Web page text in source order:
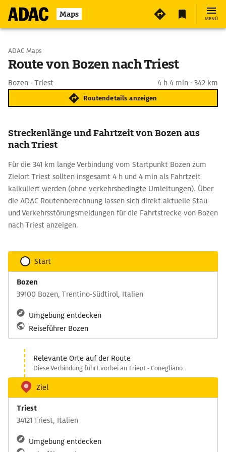
Maps MENÜ
Start wählen
ADAC Maps
Route von Bozen nach Triest
Bozen - Triest 4 h 4 min · 342 km
Routendetails anzeigen
Streckenlänge und Fahrtzeit von Bozen aus
nach Triest
Für die 341 km lange Verbindung vom Startpunkt Bozen zum
Zielort Triest sollten insgesamt 4 h und 4 min als Fahrtzeit
kalkuliert werden (ohne verkehrsbedingte Umleitungen). Über
die ADAC Routenberechnung lassen sich direkt aktuelle Stau-
und Verkehrsstörungsmeldungen für die Fahrtstrecke von Bozen
nach Triest anzeigen.
Start
Bozen
39100 Bozen, Trentino-Südtirol, Italien
Umgebung entdecken
Reiseführer Bozen
Relevante Orte auf der Route
Diese Verbindung führt vorbei an Trient - Conegliano.
Ziel
Triest
34121 Triest, Italien
Umgebung entdecken